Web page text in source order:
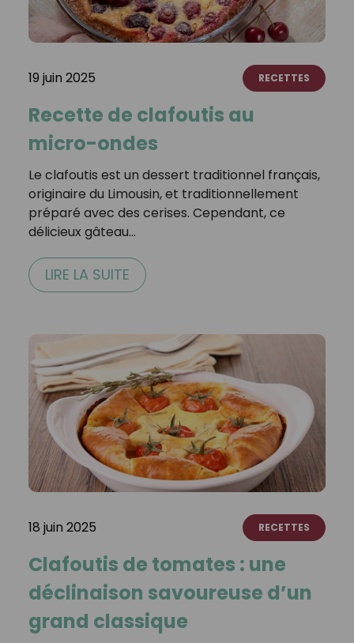
19 juin 2025 RECETTES
Recette de clafoutis au
micro-ondes
Le clafoutis est un dessert traditionnel français,
originaire du Limousin, et traditionnellement
préparé avec des cerises. Cependant, ce
délicieux gâteau…
LIRE LA SUITE
18 juin 2025 RECETTES
Clafoutis de tomates : une
déclinaison savoureuse d’un
grand classique